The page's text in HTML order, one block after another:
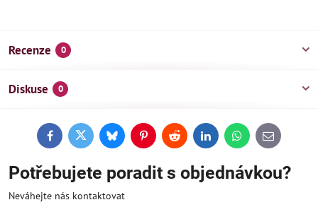
Recenze 0
Diskuse 0
FacebookTwitterBlueskyPinterestReddit LinkedInWhatsApp
E-
mail
Potřebujete poradit s objednávkou?
Neváhejte nás kontaktovat